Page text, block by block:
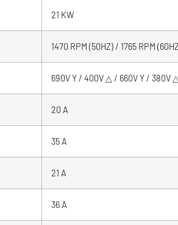
21 KW
1470 RPM (50HZ) / 1765 RPM
690V Y / 400V △ / 660V Y / 380V
20 A
35 A
21 A
36 A